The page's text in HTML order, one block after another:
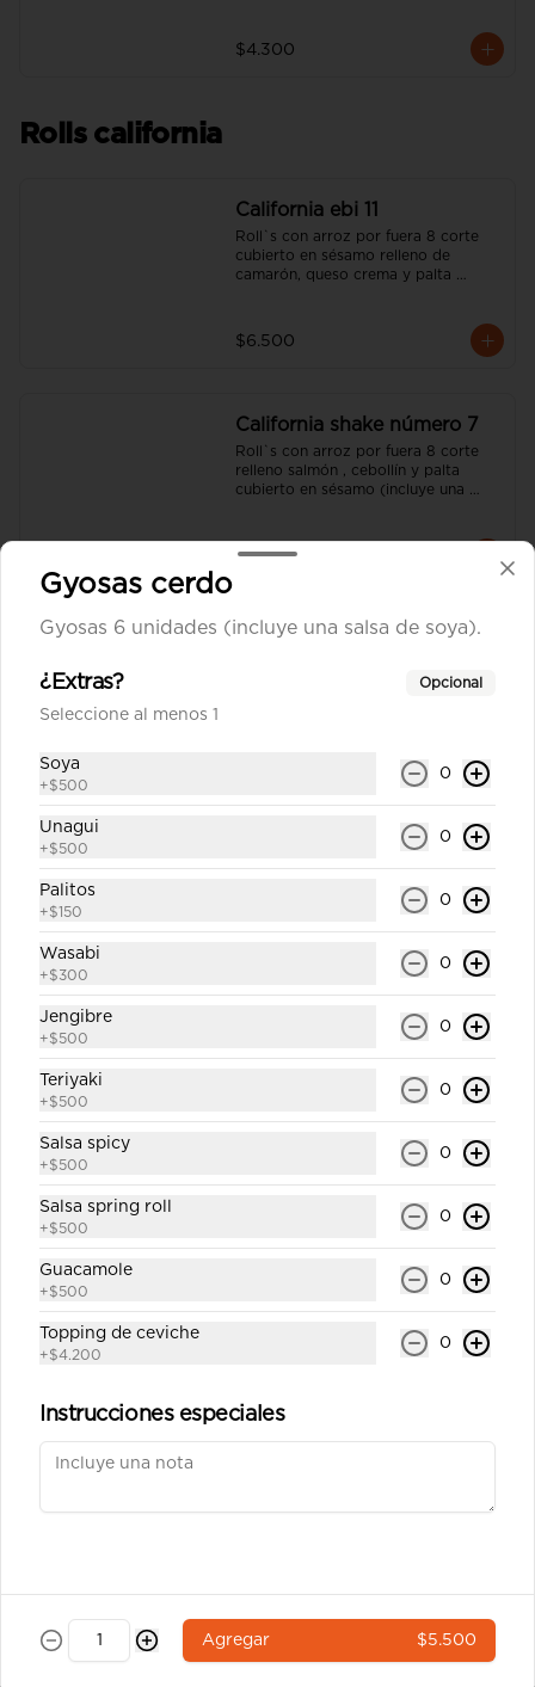
$4.300
Rolls california
California ebi 11
Roll`s con arroz por fuera 8 corte
cubierto en sésamo relleno de
camarón, queso crema y palta
$6.500
California shake número 7
Roll`s con arroz por fuera 8 corte
relleno salmón , cebollín y palta
cubierto en sésamo (incluye una
$6.500
California shake número 8
cubierto en sésamo relleno salmón ,
Roll`s con arroz por fuera 8 corte
Roll`s con arroz por fuera 8 corte
cubierto en sésamo relleno camarón
tempura,queso crema y ciboulette
$6.900
Gyosas cerdo
Gyosas 6 unidades (incluye una salsa de soya).
¿Extras? Opcional
Seleccione al menos 1
Soya
+$500
0
Unagui
+$500
0
Palitos
+$150
0
Wasabi
+$300
0
Jengibre
+$500
0
Teriyaki
+$500
0
Salsa spicy
+$500
0
Salsa spring roll
+$500
0
Guacamole
+$500
0
Topping de ceviche
+$4.200
0
Instrucciones especiales
Agregar $5.500